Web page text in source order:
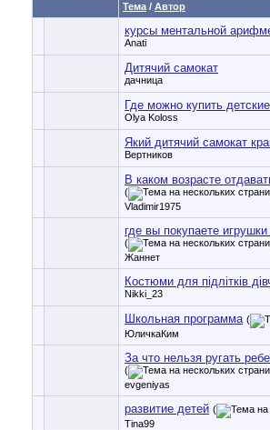
Тема / Автор
курсы ментальной
Anati
Дитячий самокат
дачница
Где можно купить
Olya Koloss
Який дитячий самокат
Вертников
В каком возрасте
(
Vladimir1975
где вы покупаете
(
Жаннет
Костюми для підлітків
Nikki_23
Школьная программа (
ЮличкаКим
За что нельзя ругать
(
evgeniyas
развитие детей (
Tina99